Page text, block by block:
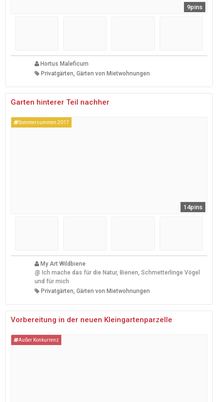
9pins
Hortus Maleficum
Privatgärten, Gärten von Mietwohnungen
Garten hinterer Teil nachher
Sommersummen 2017
14pins
My Art Wildbiene
@ Ich mache das für die Natur, Bienen, Schmetterlinge Vögel
und für mich
Privatgärten, Gärten von Mietwohnungen
Vorbereitung in der neuen Kleingartenparzelle
Außer Konkurrenz